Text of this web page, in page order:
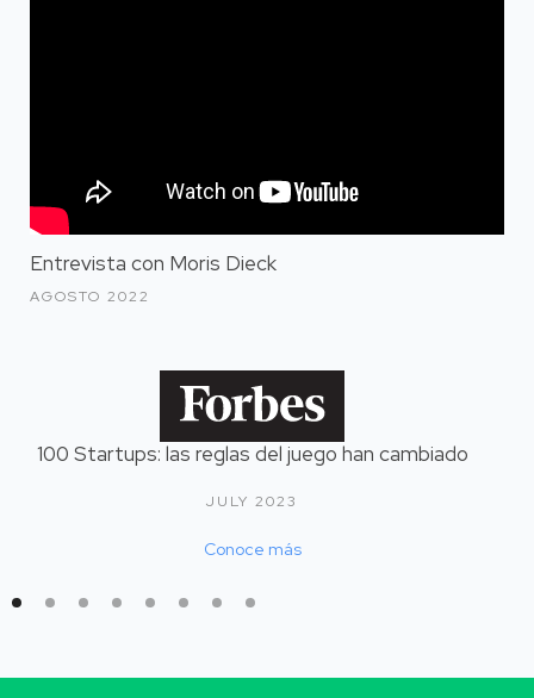
Entrevista con Moris Dieck
AGOSTO 2022
100 Startups: las reglas del juego han cambiado
JULY 2023
Conoce más